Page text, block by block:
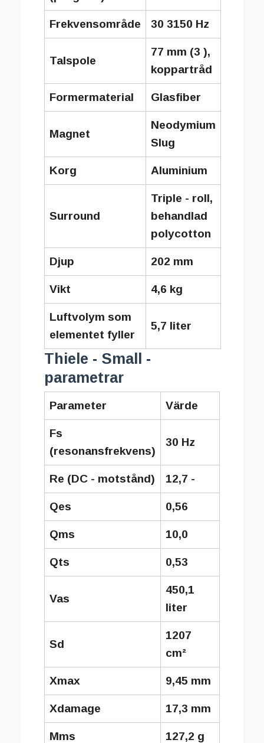
Frekvensområde 30 3150 Hz
Talspole
77 mm (3 ),
koppartråd
Formermaterial Glasfiber
Magnet
Neodymium
Slug
Korg Aluminium
Surround
Triple - roll,
behandlad
polycotton
Djup 202 mm
Vikt 4,6 kg
Luftvolym som
elementet fyller
5,7 liter
Thiele - Small -
parametrar
Parameter Värde
Fs
(resonansfrekvens)
30 Hz
Re (DC - motstånd) 12,7 -
Qes 0,56
Qms 10,0
Qts 0,53
Vas
450,1
liter
Sd
1207
cm²
Xmax 9,45 mm
Xdamage 17,3 mm
Mms 127,2 g